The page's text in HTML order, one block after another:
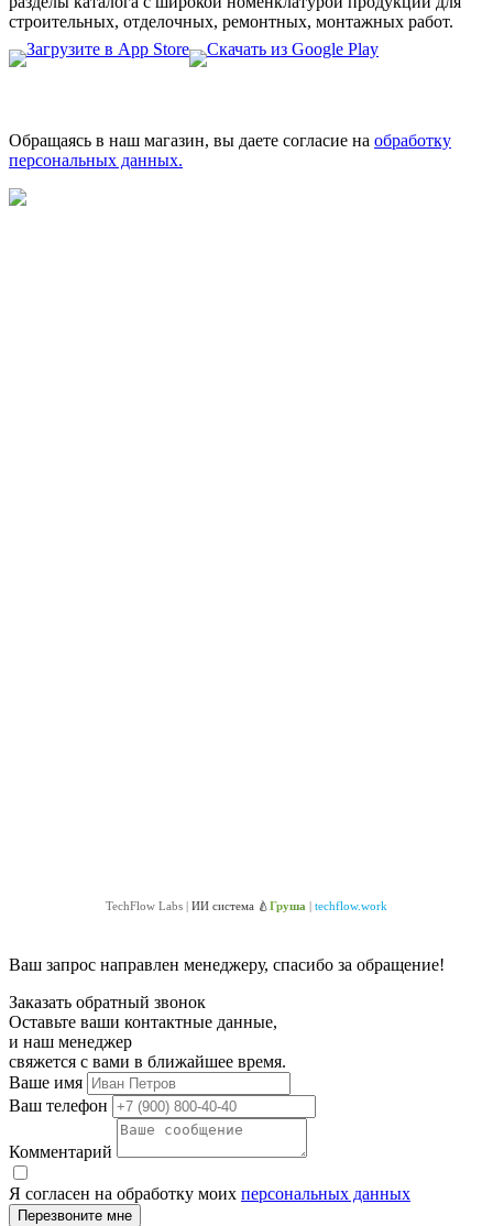
строительных, отделочных, ремонтных, монтажных работ.
Обращаясь в наш магазин, вы даете согласие на обработку
персональных данных.
TechFlow Labs | ИИ система 🍐Груша | techflow.work
Ваш запрос направлен менеджеру, спасибо за обращение!
Заказать обратный звонок
Оставьте ваши контактные данные,
и наш менеджер
свяжется с вами в ближайшее время.
Ваше имя
Ваш телефон
Комментарий
Я согласен на обработку моих персональных данных
Перезвоните мне